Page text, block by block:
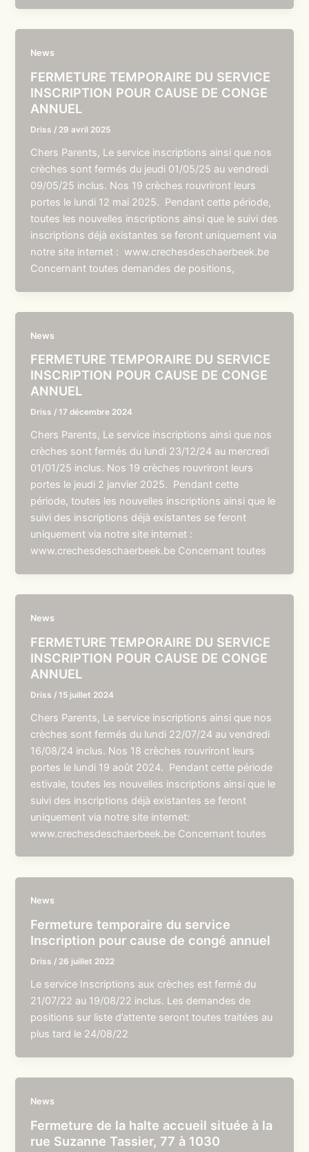
News
FERMETURE TEMPORAIRE DU SERVICE
INSCRIPTION POUR CAUSE DE CONGE
ANNUEL
Driss / 29 avril 2025
Chers Parents, Le service inscriptions ainsi que nos
crèches sont fermés du jeudi 01/05/25 au vendredi
09/05/25 inclus. Nos 19 crèches rouvriront leurs
portes le lundi 12 mai 2025. Pendant cette période,
toutes les nouvelles inscriptions ainsi que le suivi des
inscriptions déjà existantes se feront uniquement via
notre site internet : www.crechesdeschaerbeek.be
Concernant toutes demandes de positions,
News
FERMETURE TEMPORAIRE DU SERVICE
INSCRIPTION POUR CAUSE DE CONGE
ANNUEL
Driss /17 décembre 2024
Chers Parents, Le service inscriptions ainsi que nos
crèches sont fermés du lundi 23/12/24 au mercredi
01/01/25 inclus. Nos 19 crèches rouvriront leurs
portes le jeudi 2 janvier 2025. Pendant cette
période, toutes les nouvelles inscriptions ainsi que le
suivi des inscriptions déjà existantes se feront
uniquement via notre site internet :
www.crechesdeschaerbeek.be Concernant toutes
News
FERMETURE TEMPORAIRE DU SERVICE
INSCRIPTION POUR CAUSE DE CONGE
ANNUEL
Driss /15 juillet 2024
Chers Parents, Le service inscriptions ainsi que nos
crèches sont fermés du lundi 22/07/24 au vendredi
16/08/24 inclus. Nos 18 crèches rouvriront leurs
portes le lundi 19 août 2024. Pendant cette période
estivale, toutes les nouvelles inscriptions ainsi que le
suivi des inscriptions déjà existantes se feront
uniquement via notre site internet:
www.crechesdeschaerbeek.be Concernant toutes
News
Fermeture temporaire du service
Inscription pour cause de congé annuel
Driss / 26 juillet 2022
Le service Inscriptions aux crèches est fermé du
21/07/22 au 19/08/22 inclus. Les demandes de
positions sur liste d’attente seront toutes traitées au
plus tard le 24/08/22
News
Fermeture de la halte accueil située à la
rue Suzanne Tassier, 77 à 1030